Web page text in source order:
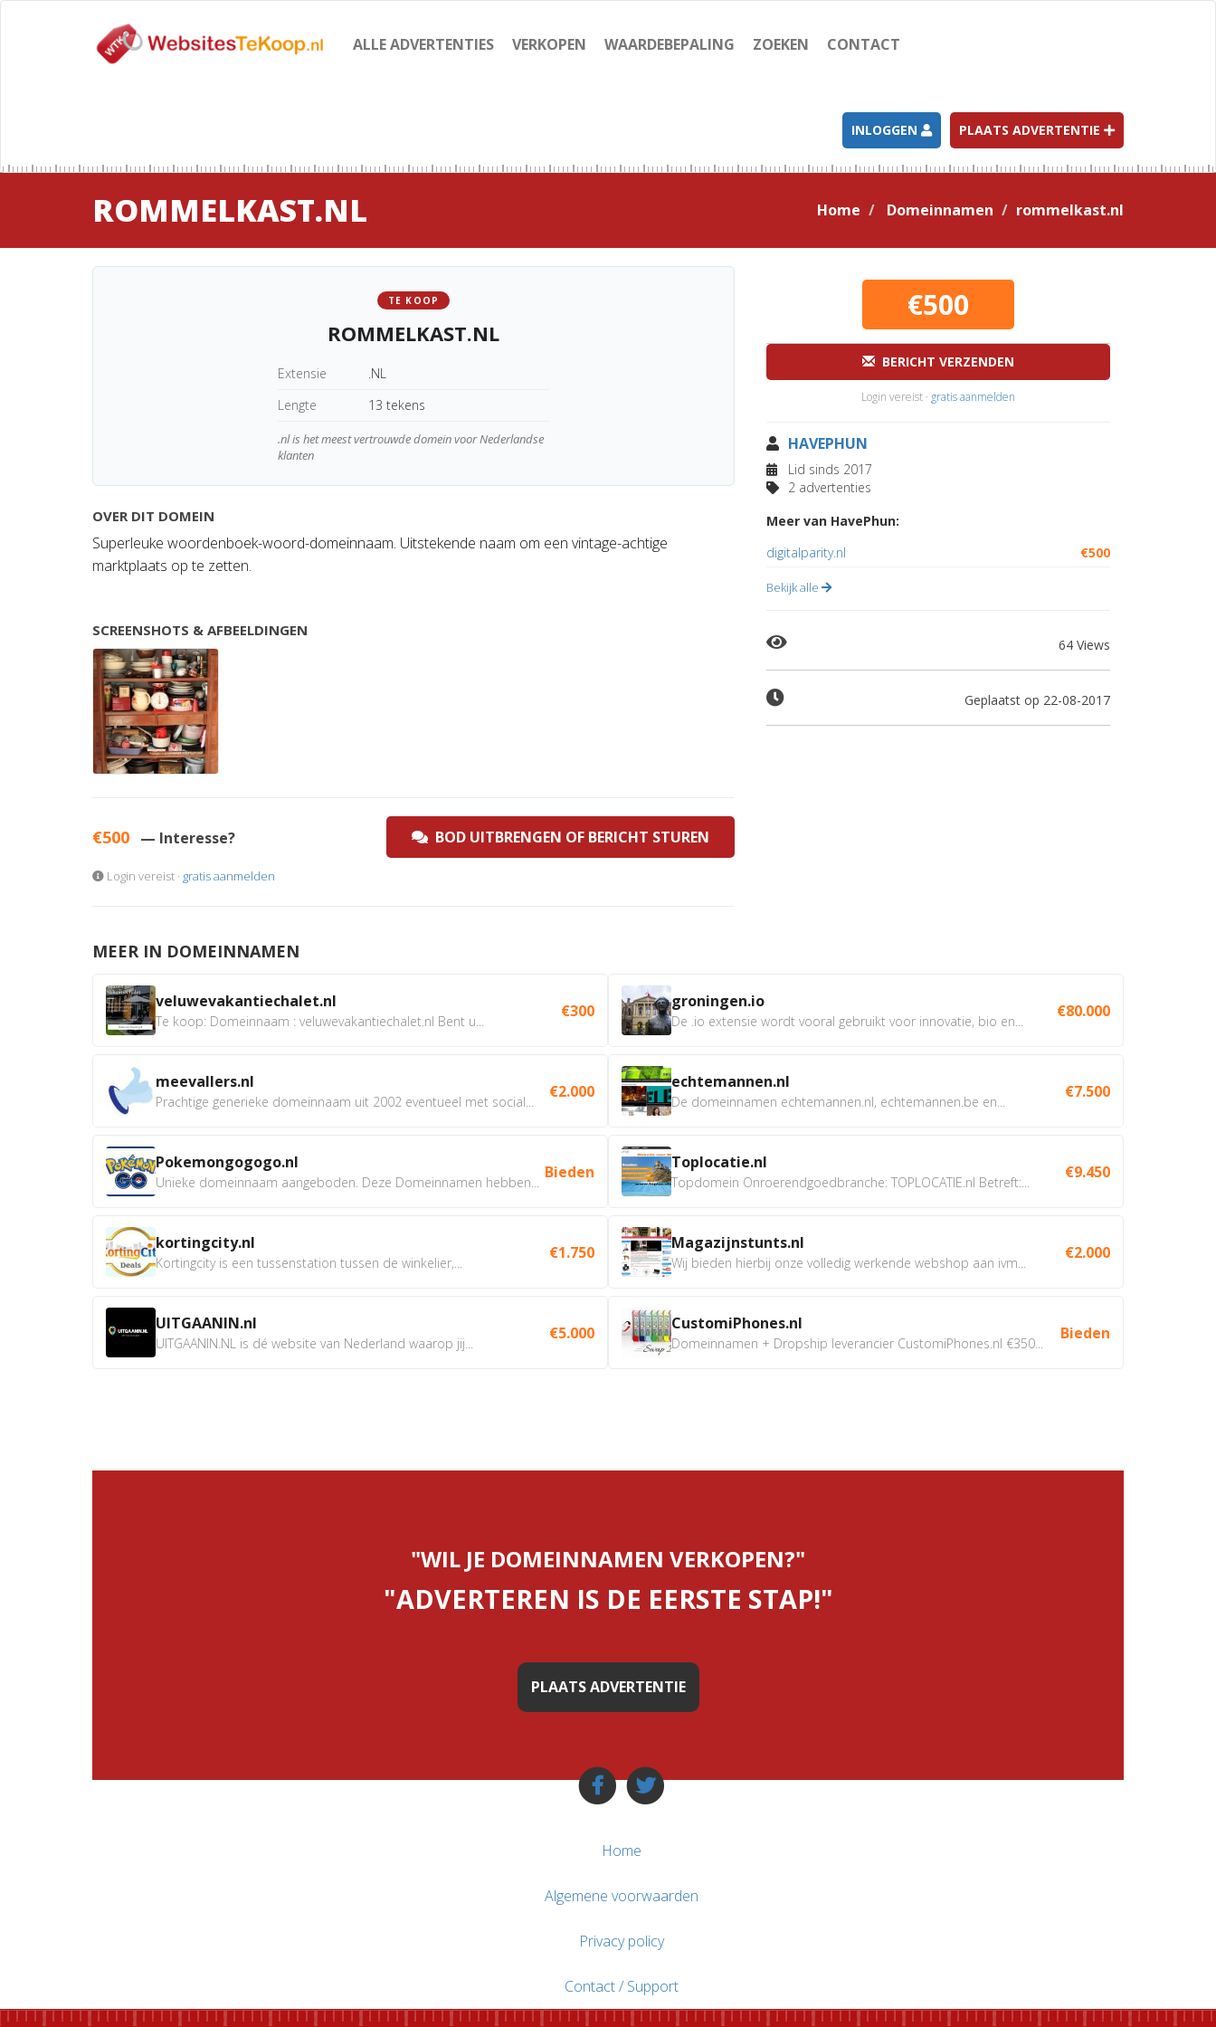
ALLE ADVERTENTIES VERKOPEN WAARDEBEPALING ZOEKEN CONTACT
INLOGGEN PLAATS ADVERTENTIE
ROMMELKAST.NL Home Domeinnamen rommelkast.nl
TE KOOP
ROMMELKAST.NL
Extensie
.NL
Lengte
13 tekens
.nl is het meest vertrouwde domein voor Nederlandse
klanten
OVER DIT DOMEIN
Superleuke woordenboek-woord-domeinnaam. Uitstekende naam om een vintage-achtige
marktplaats op te zetten.
SCREENSHOTS & AFBEELDINGEN
€500 — Interesse? BOD UITBRENGEN OF BERICHT STUREN
Login vereist · gratis aanmelden
€500
BERICHT VERZENDEN
Login vereist · gratis aanmelden
HAVEPHUN
Lid sinds 2017
2 advertenties
Meer van HavePhun:
digitalparity.nl
€500
Bekijk alle
64 Views
Geplaatst op 22-08-2017
MEER IN DOMEINNAMEN
veluwevakantiechalet.nl
Te koop: Domeinnaam : veluwevakantiechalet.nl Bent u...
€300
meevallers.nl
Prachtige generieke domeinnaam uit 2002 eventueel met social...
€2.000
Pokemongogogo.nl
Unieke domeinnaam aangeboden. Deze Domeinnamen hebben...
Bieden
kortingcity.nl
Kortingcity is een tussenstation tussen de winkelier,...
€1.750
UITGAANIN.nl
UITGAANIN.NL is dé website van Nederland waarop jij...
€5.000
groningen.io
De .io extensie wordt vooral gebruikt voor innovatie, bio en...
€80.000
echtemannen.nl
De domeinnamen echtemannen.nl, echtemannen.be en...
€7.500
Toplocatie.nl
Topdomein Onroerendgoedbranche: TOPLOCATIE.nl Betreft:...
€9.450
Magazijnstunts.nl
Wij bieden hierbij onze volledig werkende webshop aan ivm...
€2.000
CustomiPhones.nl
Domeinnamen + Dropship leverancier CustomiPhones.nl €350...
Bieden
"WIL JE DOMEINNAMEN VERKOPEN?"
"ADVERTEREN IS DE EERSTE STAP!"
PLAATS ADVERTENTIE
Home
Algemene voorwaarden
Privacy policy
Contact / Support